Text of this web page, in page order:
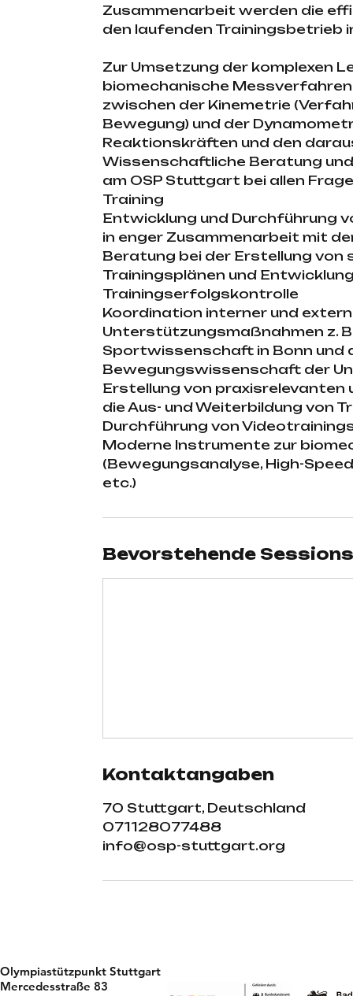
Zusammenarbeit werden die
den laufenden Trainingsbetrieb
Zur Umsetzung der komplexen
biomechanische
zwischen der Kinemetrie
Bewegung) und der
Reaktionskräften und den
Wissenschaftliche Beratung
am OSP Stuttgart bei allen
Training
Entwicklung und Durchführung
in enger Zusammenarbeit mit
Beratung bei der Erstellung von
Trainingsplänen und
Trainingserfolgskontrolle
Koordination interner und
Unterstützungsmaßnahmen z.
Sportwissenschaft in Bonn und
Bewegungswissenschaft der
Erstellung von
die Aus- und Weiterbildung von
Durchführung von
Moderne Instrumente zur
(Bewegungsanalyse, High-
etc.)
Bevorstehende Sessions
Kontaktangaben
70 Stuttgart, Deutschland
071128077488
info@osp-stuttgart.org
Olympiastützpunkt Stuttgart
Mercedesstraße 83